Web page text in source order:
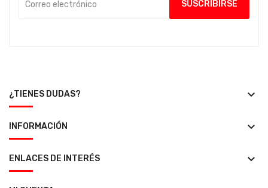
¿TIENES DUDAS? keyboard_arrow_down
INFORMACIÓN keyboard_arrow_down
ENLACES DE INTERÉS keyboard_arrow_down